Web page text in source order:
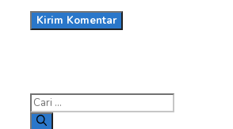
Cari
untuk: